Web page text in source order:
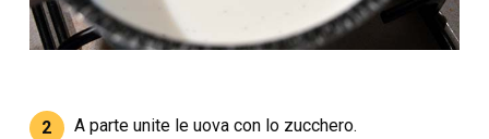
2 A parte unite le uova con lo zucchero.